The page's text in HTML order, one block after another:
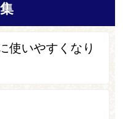
使いやすくなり